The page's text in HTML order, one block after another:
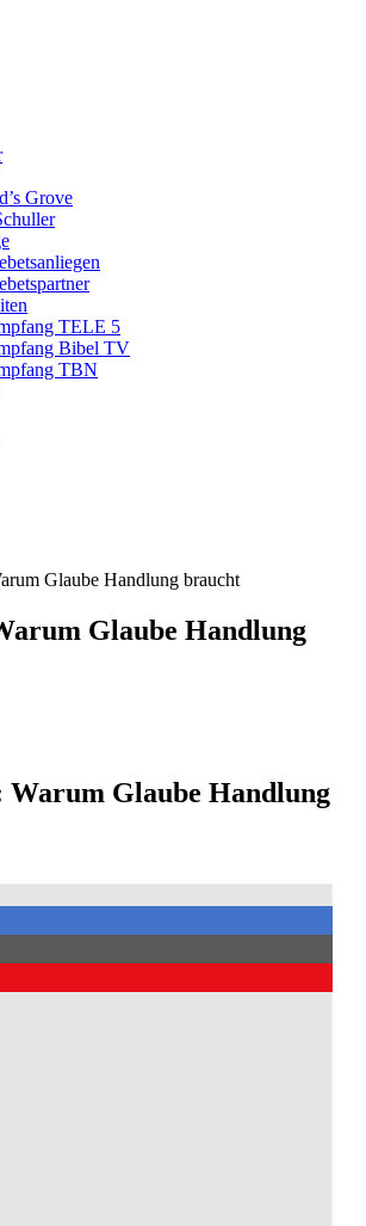
Grove
TELE 5
Bibel TV
TBN
Glaube Handlung braucht
Glaube Handlung
Warum Glaube Handlung